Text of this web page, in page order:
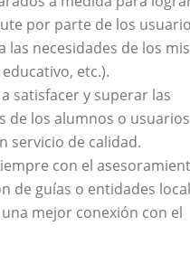
por parte de los
las necesidades de los
etc.).
satisfacer y superar las
de los alumnos o usuarios
servicio de calidad.
con el
de guías o entidades
mejor conexión con el